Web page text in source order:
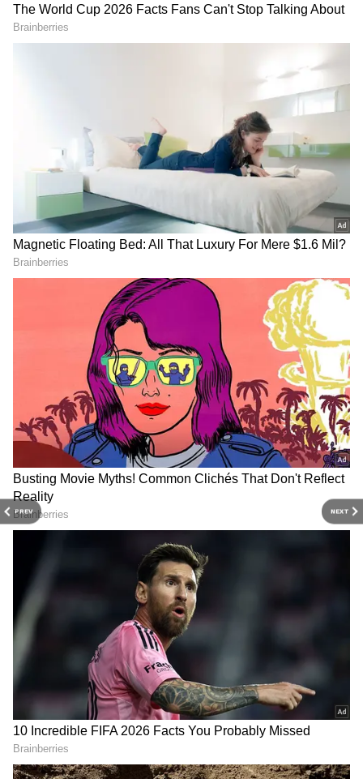
PREV NEXT
నిమ్మకాయ పచ్చడికి కావలసిన పదార్థాలు
పెద్ద నిమ్మకాయలు 20 వరకు తీసి పక్కన పెట్టుకోవాలి.
అలాగే రెండు స్పూన్ల ఆవాలు, ఒక టీ స్పూన్ సోంపు, ఒక
స్పూను పసుపు పొడి, పావు స్పూను ఇంగువ, రుచికి
సరిపడా ఉప్పు, ఒక స్పూను నల్ల ఉప్పు, ఒక స్పూను
జీలకర్ర, ఒక స్పూను వాము, ఒక స్పూను నల్ల మిరియాలు
సిద్ధం చేసుకోవాలి.
Related Articles
June Horoscope: జూన్‌లో ఈ 3 రాశులపైన
సూర్యుడి కనకవర్షం, వీరి జీవితంలో కొత్త మలుపులు
Gas Burner: గ్యాస్ త్వరగా అయిపోతోందా? అయితే
బర్నర్‌ను వెంటనే ఇలా క్లీన్ చేయండి